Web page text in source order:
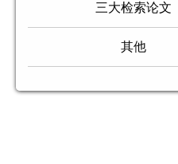
三大检索论文
其他